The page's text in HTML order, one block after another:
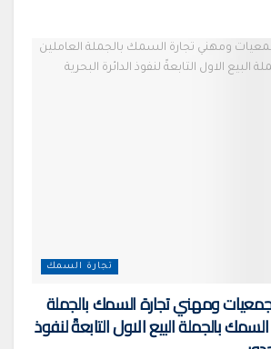
تجارة السمك
ومهني تجارة السمك بالجملة
بالجملة البيع الاول التابعةً لنفوذ